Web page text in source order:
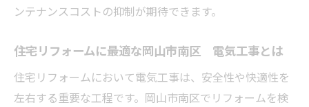
ンテナンスコストの抑制が期待できます。
住宅リフォームに最適な岡山市南区 電気工事とは
住宅リフォームにおいて電気工事は、安全性や快適性を
左右する重要な工程です。岡山市南区でリフォームを検